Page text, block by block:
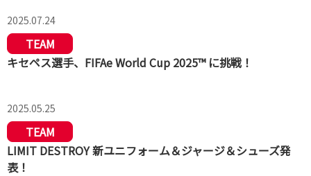
2025.07.24
TEAM
キセペス選手、FIFAe World Cup 2025™ に挑戦！
2025.05.25
TEAM
LIMIT DESTROY 新ユニフォーム＆ジャージ＆シューズ発
表！